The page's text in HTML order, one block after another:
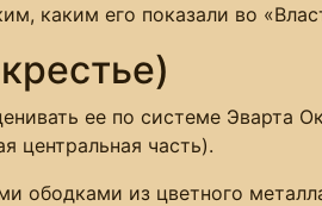
каким его показали во
ее по системе
центральная часть).
ободками из цветного